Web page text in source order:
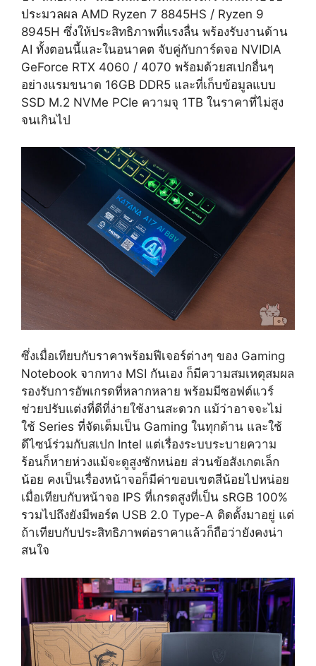
ประมวลผล AMD Ryzen 7 8845HS / Ryzen 9
8945H ซึ่งให้ประสิทธิภาพที่แรงลื่น พร้องรับงานด้าน
AI ทั้งตอนนี้และในอนาคต จับคู่กับการ์ดจอ NVIDIA
GeForce RTX 4060 / 4070 พร้อมด้วยสเปกอื่นๆ
อย่างแรมขนาด 16GB DDR5 และที่เก็บข้อมูลแบบ
SSD M.2 NVMe PCIe ความจุ 1TB ในราคาที่ไม่สูง
จนเกินไป
ซึ่งเมื่อเทียบกับราคาพร้อมฟีเจอร์ต่างๆ ของ Gaming
Notebook จากทาง MSI กันเอง ก็มีความสมเหตุสมผล
รองรับการอัพเกรดที่หลากหลาย พร้อมมีซอฟต์แวร์
ช่วยปรับแต่งที่ดีที่ง่ายใช้งานสะดวก แม้ว่าอาจจะไม่
ใช้ Series ที่จัดเต็มเป็น Gaming ในทุกด้าน และใช้
ดีไซน์ร่วมกับสเปก Intel แต่เรื่องระบบระบายความ
ร้อนก็หายห่วงแม้จะดูสูงซักหน่อย ส่วนข้อสังเกตเล็ก
น้อย คงเป็นเรื่องหน้าจอก็มีค่าขอบเขตสีน้อยไปหน่อย
เมื่อเทียบกับหน้าจอ IPS ที่เกรดสูงที่เป็น sRGB 100%
รวมไปถึงยังมีพอร์ต USB 2.0 Type-A ติดตั้งมาอยู่ แต่
ถ้าเทียบกับประสิทธิภาพต่อราคาแล้วก็ถือว่ายังคงน่า
สนใจ